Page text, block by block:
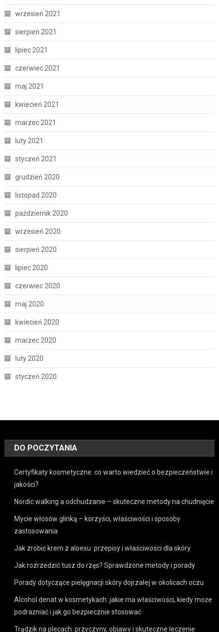
wrzesień 2021
sierpień 2021
lipiec 2021
czerwiec 2021
maj 2021
kwiecień 2021
marzec 2021
luty 2021
styczeń 2021
grudzień 2020
listopad 2020
październik 2020
wrzesień 2020
sierpień 2020
lipiec 2020
czerwiec 2020
maj 2020
kwiecień 2020
marzec 2020
luty 2020
styczeń 2020
DO POCZYTANIA
Certyfikaty kosmetyczne: co warto wiedzieć o bezpieczeństwie i
jakości?
Nordic walking a odchudzanie – skuteczne metody na chudnięcie
Mycie włosów glinką – korzyści, właściwości i sposoby
zastosowania
Jak zrobić krem z aloesu: przepisy i właściwości dla skóry
Jak rozrzedzić tusz do rzęs? Sprawdzone metody i porady
Porady dotyczące pielęgnacji skóry dojrzałej w okolicach oczu
Alcohol denat w kosmetykach: jakie ma właściwości, kiedy może
podrażniać i jak go bezpiecznie stosować
Trądzik na plecach: przyczyny, objawy i skuteczne leczenie